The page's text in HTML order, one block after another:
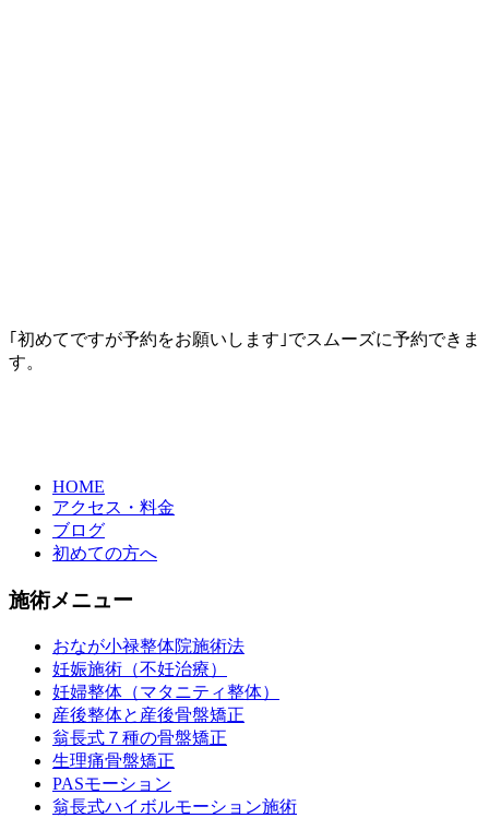
｢初めてですが予約をお願いします｣でスムーズに予約できま
す。
HOME
アクセス・料金
ブログ
初めての方へ
施術メニュー
おなが小禄整体院施術法
妊娠施術（不妊治療）
妊婦整体（マタニティ整体）
産後整体と産後骨盤矯正
翁長式７種の骨盤矯正
生理痛骨盤矯正
PASモーション
翁長式ハイボルモーション施術